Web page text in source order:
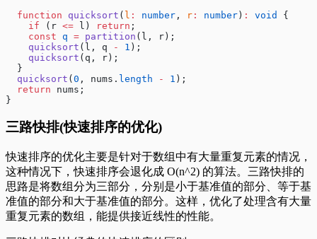
  function
quicksort ( l : number , r : number) : void
{
    if
(r <= l) return ;
    const
q = partition (l, r);
    quicksort
(l, q - 1 );
    quicksort
(q, r);
  }
  quicksort
(0 , nums. length - 1 );
  return
nums;
}
三路快排(快速排序的优化)
快速排序的优化主要是针对于数组中有大量重复元素的情况，
这种情况下，快速排序会退化成 O(n^2) 的算法。三路快排的
思路是将数组分为三部分，分别是小于基准值的部分、等于基
准值的部分和大于基准值的部分。这样，优化了处理含有大量
重复元素的数组，能提供接近线性的性能。